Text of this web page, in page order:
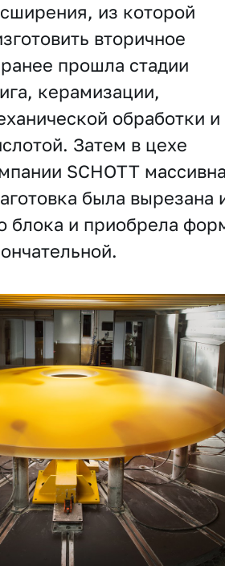
из которой
вторичное
прошла стадии
керамизации,
обработки и
Затем в цехе
SCHOTT
была вырезана
блока и приобрела